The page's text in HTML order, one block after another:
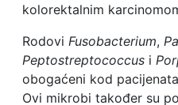
kolorektalnim
Rodovi Fusobacterium,
Peptostreptococcusi
obogaćeni kod
Ovi mikrobi također su